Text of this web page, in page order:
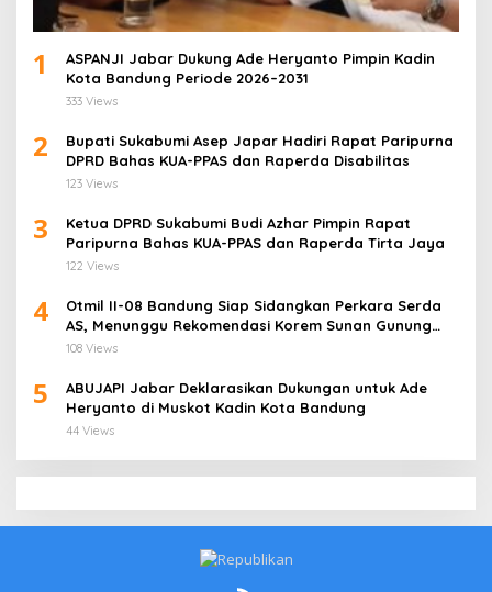
1
ASPANJI Jabar Dukung Ade Heryanto Pimpin Kadin
Kota Bandung Periode 2026–2031
333 Views
2
Bupati Sukabumi Asep Japar Hadiri Rapat Paripurna
DPRD Bahas KUA-PPAS dan Raperda Disabilitas
123 Views
3
Ketua DPRD Sukabumi Budi Azhar Pimpin Rapat
Paripurna Bahas KUA-PPAS dan Raperda Tirta Jaya
122 Views
4
Otmil II-08 Bandung Siap Sidangkan Perkara Serda
AS, Menunggu Rekomendasi Korem Sunan Gunung
Jati Cirebon
108 Views
5
ABUJAPI Jabar Deklarasikan Dukungan untuk Ade
Heryanto di Muskot Kadin Kota Bandung
44 Views